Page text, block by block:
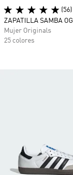
(56)
ZAPATILLA SAMBA OG
Mujer Originals
25 colores